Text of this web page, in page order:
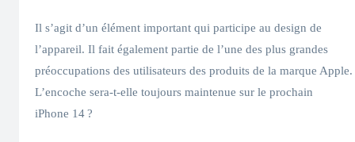
Il s’agit d’un élément important qui participe au design de
l’appareil. Il fait également partie de l’une des plus grandes
préoccupations des utilisateurs des produits de la marque Apple.
L’encoche sera-t-elle toujours maintenue sur le prochain
iPhone 14 ?